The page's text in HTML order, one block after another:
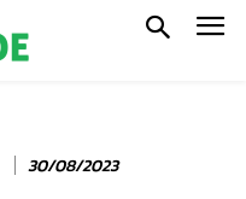
30/08/2023